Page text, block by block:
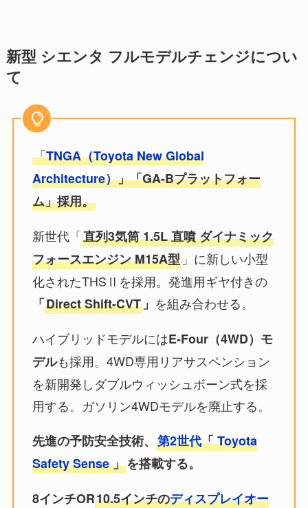
新型 シエンタ フルモデルチェンジについ
て
「TNGA（Toyota New Global
Architecture）」「GA-Bプラットフォー
ム」採用。
新世代「直列3気筒 1.5L 直噴 ダイナミック
フォースエンジン M15A型」に新しい小型
化されたTHSⅡを採用。発進用ギヤ付きの
「Direct Shift-CVT」 を組み合わせる。
ハイブリッドモデルにはE-Four（4WD）モ
デルも採用。4WD専用リアサスペンション
を新開発しダブルウィッシュボーン式を採
用する。ガソリン4WDモデルを廃止する。
先進の予防安全技術、 第2世代「 Toyota
Safety Sense 」を搭載する。
8インチOR10.5インチのディスプレイオー